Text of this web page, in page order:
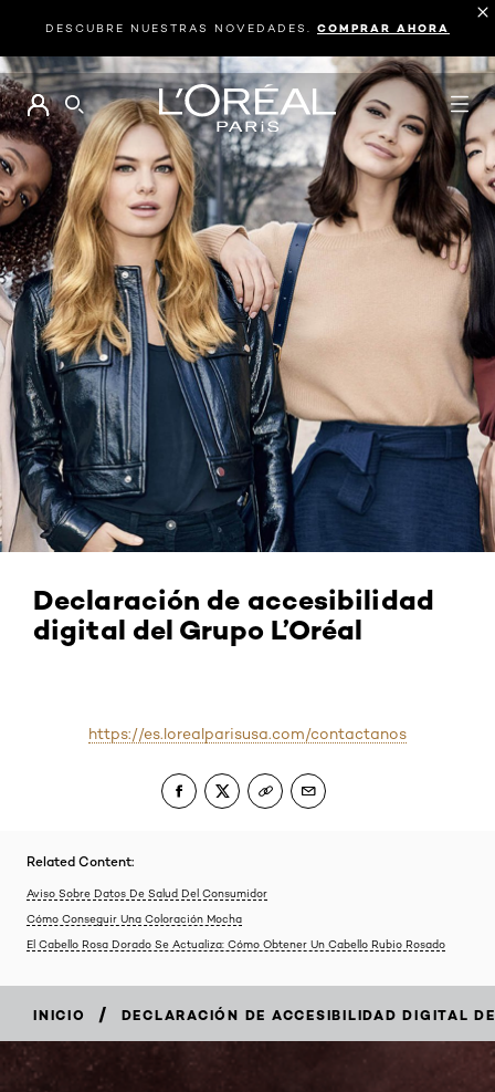
DESCUBRE NUESTRAS NOVEDADES. COMPRAR AHORA
BUSCAR
Declaración de accesibilidad
digital del Grupo L’Oréal
https://es.lorealparisusa.com/contactanos
Related Content:
Aviso Sobre Datos De Salud Del Consumidor
Cómo Conseguir Una Coloración Mocha
El Cabello Rosa Dorado Se Actualiza: Cómo Obtener Un Cabello Rubio Rosado
INICIO / DECLARACIÓN DE ACCESIBILIDAD DIGITAL